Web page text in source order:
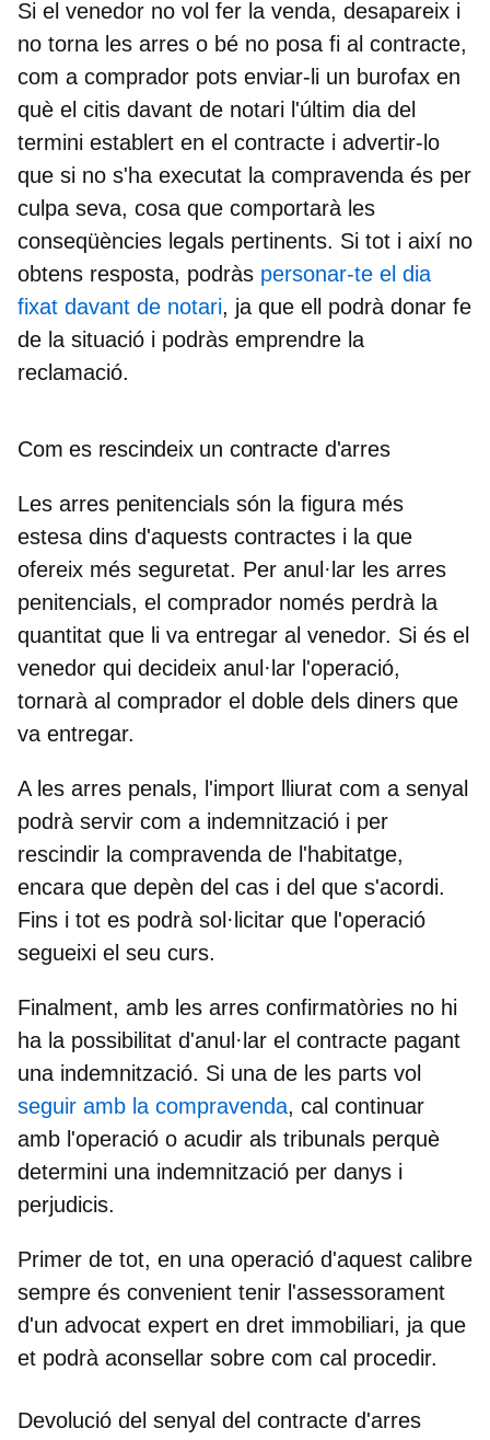
Si el venedor no vol fer la venda, desapareix i
no torna les arres o bé no posa fi al contracte,
com a comprador pots enviar-li un burofax en
què el citis davant de notari l'últim dia del
termini establert en el contracte i advertir-lo
que si no s'ha executat la compravenda és per
culpa seva, cosa que comportarà les
conseqüències legals pertinents. Si tot i així no
obtens resposta, podràs personar-te el dia
fixat davant de notari, ja que ell podrà donar fe
de la situació i podràs emprendre la
reclamació.
Com es rescindeix un contracte d'arres
Les arres penitencials són la figura més
estesa dins d'aquests contractes i la que
ofereix més seguretat. Per anul·lar les arres
penitencials, el comprador només perdrà la
quantitat que li va entregar al venedor. Si és el
venedor qui decideix anul·lar l'operació,
tornarà al comprador el doble dels diners que
va entregar.
A les arres penals, l'import lliurat com a senyal
podrà servir com a indemnització i per
rescindir la compravenda de l'habitatge,
encara que depèn del cas i del que s'acordi.
Fins i tot es podrà sol·licitar que l'operació
segueixi el seu curs.
Finalment, amb les arres confirmatòries no hi
ha la possibilitat d'anul·lar el contracte pagant
una indemnització. Si una de les parts vol
seguir amb la compravenda, cal continuar
amb l'operació o acudir als tribunals perquè
determini una indemnització per danys i
perjudicis.
Primer de tot, en una operació d'aquest calibre
sempre és convenient tenir l'assessorament
d'un advocat expert en dret immobiliari, ja que
et podrà aconsellar sobre com cal procedir.
Devolució del senyal del contracte d'arres